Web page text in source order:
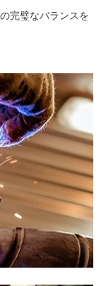
完璧なバランスを